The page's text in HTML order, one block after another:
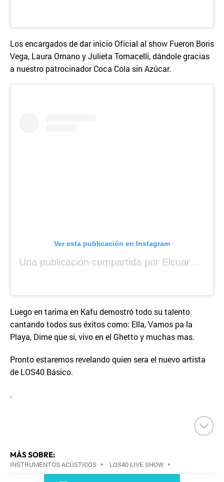
Los encargados de dar inicio Oficial al show Fueron Boris
Vega, Laura Ornano y Julieta Tomacelli, dándole gracias
a nuestro patrocinador Coca Cola sin Azúcar.
Ver esta publicación en Instagram
Una publicación compartida por Elcuara (@elcuara.25)
Luego en tarima en Kafu demostró todo su talento
cantando todos sus éxitos como: Ella, Vamos pa la
Playa, Dime que si, vivo en el Ghetto y muchas mas.
Pronto estaremos revelando quien sera el nuevo artista
de LOS40 Básico.
.
MÁS SOBRE:
INSTRUMENTOS ACÚSTICOS • LOS40 LIVE SHOW •
CONCIERTOS•LOS40•EVENTOS MUSICALES•